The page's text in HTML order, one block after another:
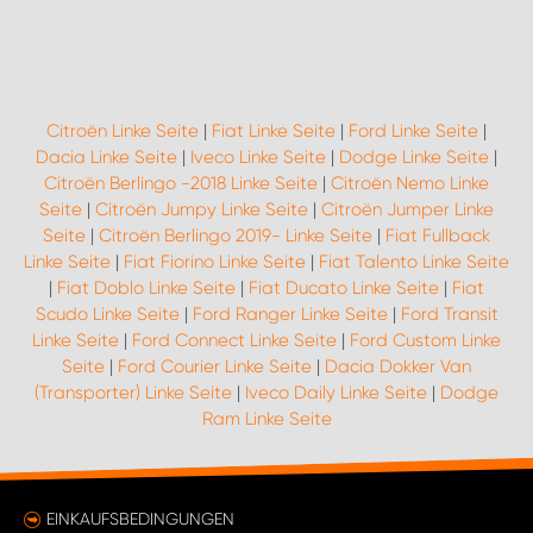
Citroën Linke Seite | Fiat Linke Seite | Ford Linke Seite |
Dacia Linke Seite | Iveco Linke Seite | Dodge Linke Seite |
Citroën Berlingo -2018 Linke Seite | Citroën Nemo Linke
Seite | Citroën Jumpy Linke Seite | Citroën Jumper Linke
Seite | Citroën Berlingo 2019- Linke Seite | Fiat Fullback
Linke Seite | Fiat Fiorino Linke Seite | Fiat Talento Linke Seite
| Fiat Doblo Linke Seite | Fiat Ducato Linke Seite | Fiat
Scudo Linke Seite| Ford Ranger Linke Seite| Ford Transit
Linke Seite | Ford Connect Linke Seite | Ford Custom Linke
Seite | Ford Courier Linke Seite | Dacia Dokker Van
(Transporter) Linke Seite | Iveco Daily Linke Seite | Dodge
Ram Linke Seite
EINKAUFSBEDINGUNGEN